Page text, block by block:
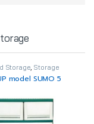
Storage, Storage
model SUMO 5